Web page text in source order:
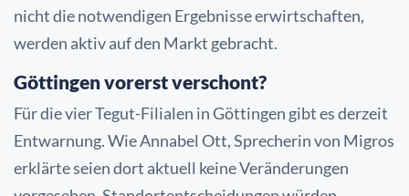
nicht die notwendigen Ergebnisse erwirtschaften,
werden aktiv auf den Markt gebracht.
Göttingen vorerst verschont?
Für die vier Tegut-Filialen in Göttingen gibt es derzeit
Entwarnung. Wie Annabel Ott, Sprecherin von Migros
erklärte seien dort aktuell keine Veränderungen